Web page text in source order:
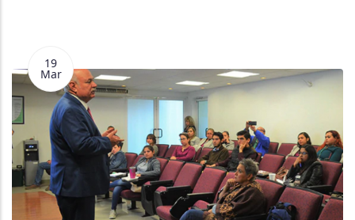
19
Mar